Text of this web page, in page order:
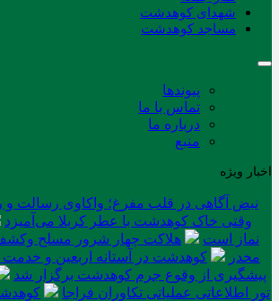
شهدای کوهدشت
مساجد کوهدشت
پیوندها
تماس با ما
درباره ما
منبع
اخبار ویژه
نبض آگاهی در قلب مفرغ؛ واکاوی رسالت و
وقتی خاک کوهدشت با عطر کربلا می‌آمیزد
نماز است
مخدر
کوهدشت در آستانه اربعین و خدمت‌
پیشگیری از وقوع جرم کوهدشت برگزار شد
تور اطلاعاتی عملیاتی تکاوران فراجا